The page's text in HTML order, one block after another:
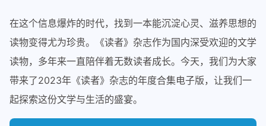
在这个信息爆炸的时代，找到一本能沉淀心灵、滋养思想的
读物变得尤为珍贵。《读者》杂志作为国内深受欢迎的文学
读物，多年来一直陪伴着无数读者成长。今天，我们为大家
带来了2023年《读者》杂志的年度合集电子版，让我们一
起探索这份文学与生活的盛宴。